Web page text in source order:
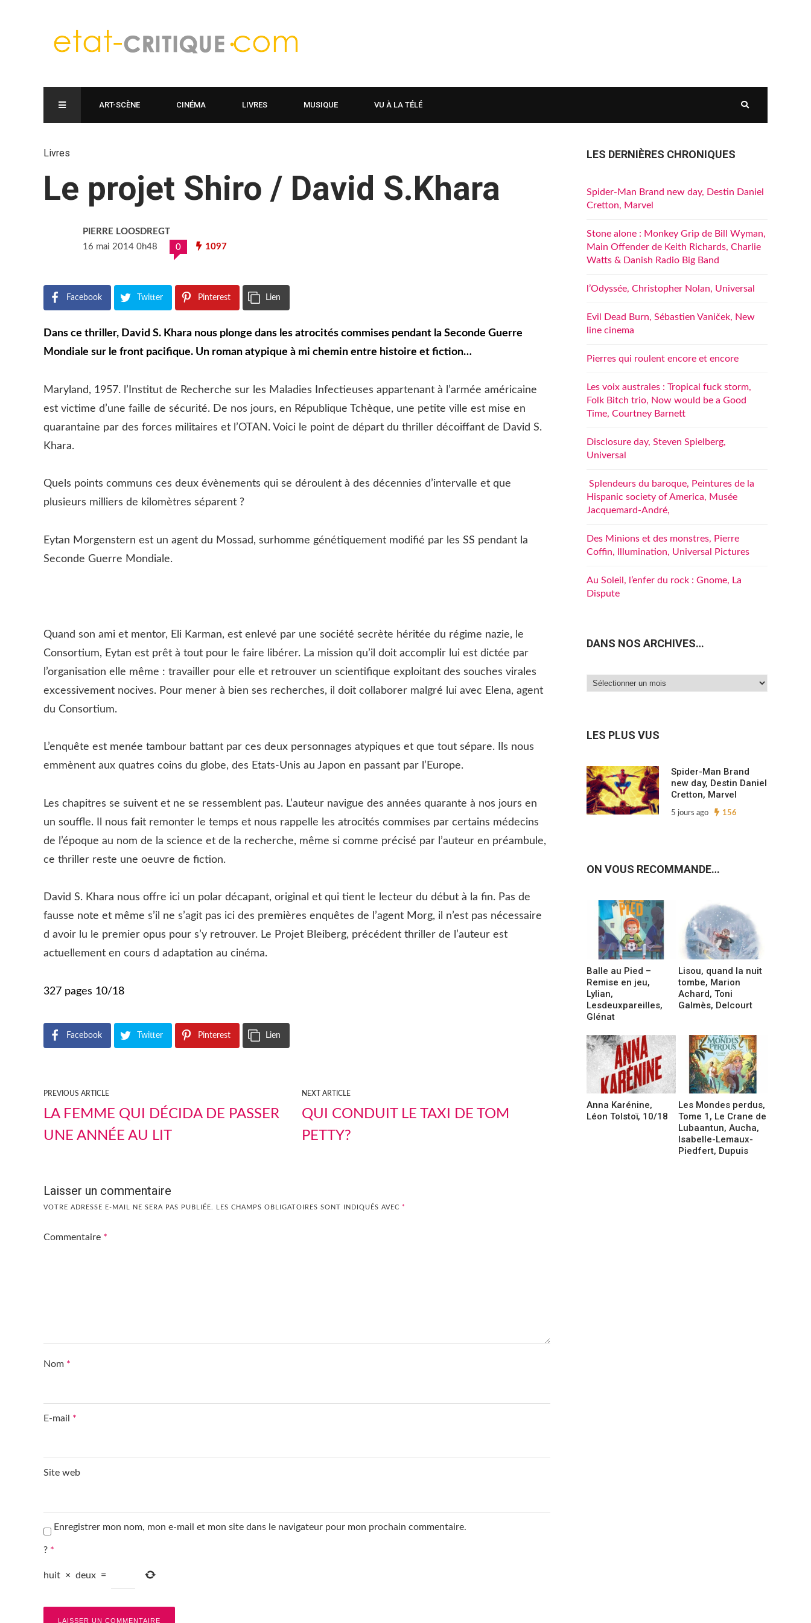
ART-SCÈNE CINÉMA LIVRES MUSIQUE VU À LA TÉLÉ
Livres
Le projet Shiro / David S.Khara
PIERRE LOOSDREGT
16 mai 2014 0h48
0 1097
Facebook Twitter Pinterest Lien
Dans ce thriller, David S. Khara nous plonge dans les atrocités commises pendant la Seconde Guerre
Mondiale sur le front pacifique. Un roman atypique à mi chemin entre histoire et fiction…
Maryland, 1957. l’Institut de Recherche sur les Maladies Infectieuses appartenant à l’armée américaine
est victime d’une faille de sécurité. De nos jours, en République Tchèque, une petite ville est mise en
quarantaine par des forces militaires et l’OTAN. Voici le point de départ du thriller décoiffant de David S.
Khara.
Quels points communs ces deux évènements qui se déroulent à des décennies d’intervalle et que
plusieurs milliers de kilomètres séparent ?
Eytan Morgenstern est un agent du Mossad, surhomme génétiquement modifié par les SS pendant la
Seconde Guerre Mondiale.
Quand son ami et mentor, Eli Karman, est enlevé par une société secrète héritée du régime nazie, le
Consortium, Eytan est prêt à tout pour le faire libérer. La mission qu’il doit accomplir lui est dictée par
l’organisation elle même : travailler pour elle et retrouver un scientifique exploitant des souches virales
excessivement nocives. Pour mener à bien ses recherches, il doit collaborer malgré lui avec Elena, agent
du Consortium.
L’enquête est menée tambour battant par ces deux personnages atypiques et que tout sépare. Ils nous
emmènent aux quatres coins du globe, des Etats-Unis au Japon en passant par l’Europe.
Les chapitres se suivent et ne se ressemblent pas. L’auteur navigue des années quarante à nos jours en
un souffle. Il nous fait remonter le temps et nous rappelle les atrocités commises par certains médecins
de l’époque au nom de la science et de la recherche, même si comme précisé par l’auteur en préambule,
ce thriller reste une oeuvre de fiction.
David S. Khara nous offre ici un polar décapant, original et qui tient le lecteur du début à la fin. Pas de
fausse note et même s’il ne s’agit pas ici des premières enquêtes de l’agent Morg, il n’est pas nécessaire
d avoir lu le premier opus pour s’y retrouver. Le Projet Bleiberg, précédent thriller de l’auteur est
actuellement en cours d adaptation au cinéma.
327 pages 10/18
Facebook Twitter Pinterest Lien
PREVIOUS ARTICLE
LA FEMME QUI DÉCIDA DE PASSER
UNE ANNÉE AU LIT
NEXT ARTICLE
QUI CONDUIT LE TAXI DE TOM
PETTY?
Laisser un commentaire
VOTRE ADRESSE E-MAIL NE SERA PAS PUBLIÉE. LES CHAMPS OBLIGATOIRES SONT INDIQUÉS AVEC *
Commentaire *
Nom *
E-mail *
Site web
Enregistrer mon nom, mon e-mail et mon site dans le navigateur pour mon prochain commentaire.
? *
huit × deux =
LES DERNIÈRES CHRONIQUES
Spider-Man Brand new day, Destin Daniel
Cretton, Marvel
Stone alone : Monkey Grip de Bill Wyman,
Main Offender de Keith Richards, Charlie
Watts & Danish Radio Big Band
l’Odyssée, Christopher Nolan, Universal
Evil Dead Burn, Sébastien Vaniček, New
line cinema
Pierres qui roulent encore et encore
Les voix australes : Tropical fuck storm,
Folk Bitch trio, Now would be a Good
Time, Courtney Barnett
Disclosure day, Steven Spielberg,
Universal
Splendeurs du baroque, Peintures de la
Hispanic society of America, Musée
Jacquemard-André,
Des Minions et des monstres, Pierre
Coffin, Illumination, Universal Pictures
Au Soleil, l’enfer du rock : Gnome, La
Dispute
DANS NOS ARCHIVES…
Dans
LES PLUS VUS
Spider-Man Brand
new day, Destin Daniel
Cretton, Marvel
5 jours ago 156
ON VOUS RECOMMANDE…
Balle au Pied –
Remise en jeu,
Lylian,
Lesdeuxpareilles,
Glénat
Lisou, quand la nuit
tombe, Marion
Achard, Toni
Galmès, Delcourt
Anna Karénine,
Léon Tolstoï, 10/18
Les Mondes perdus,
Tome 1, Le Crane de
Lubaantun, Aucha,
Isabelle-Lemaux-
Piedfert, Dupuis